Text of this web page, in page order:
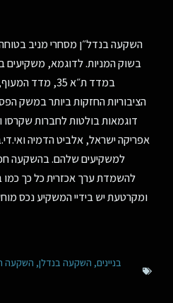
השקעה בנדל״ן מסחרי מניב
בשוק המניות. לדוגמא, משקיעים
הציבוריות החזקות ביותר במשק
דוגמאות בולטות לחברות
אפריקה ישראל, אלביט הדמיה
למשקיעים שלהם. בהשקעה
להשמדת ערך אכזרית כל כך כמו
ומקרטעת יש בידיי המשקיע נכס
בניינים, השקעה בנדלן, השקעה